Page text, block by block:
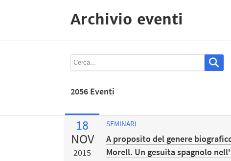
Archivio eventi
2056 Eventi
18
NOV
2015
SEMINARI
A proposito del genere
Morell. Un gesuita spagnolo